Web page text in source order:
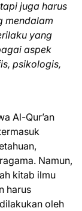
juga harus
mendalam
yang
aspek
psikologis,
Al-Qur’an
Namun,
kitab ilmu
harus
oleh